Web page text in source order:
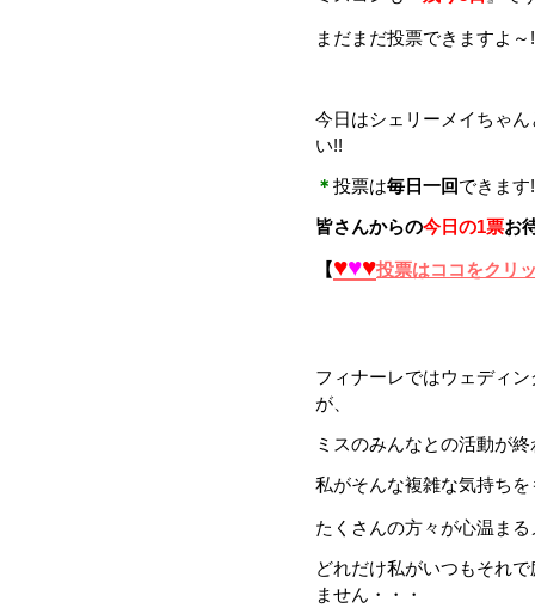
まだまだ投票できますよ～
今日はシェリーメイちゃ
い!!
＊ 投票は毎日一回できま
皆さんからの今日の1票お
【♥♥♥投票はココをクリ
フィナーレではウェディ
が、
ミスのみんなとの活動が
私がそんな複雑な気持ち
たくさんの方々が心温ま
どれだけ私がいつもそれ
ません・・・